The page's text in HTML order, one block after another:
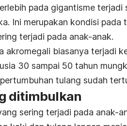
pada gigantisme terjadi
Ini merupakan kondisi pada
terjadi pada anak-anak.
akromegali biasanya terjadi
30 sampai 50 tahun
tulang sudah
ditimbulkan
sering terjadi pada anak-